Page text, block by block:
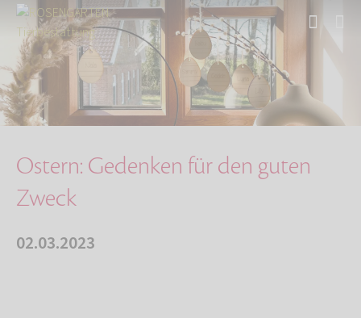
Start Über uns
Aktuelles
Ostern: Gedenken für den guten Zweck
Ostern: Gedenken für den guten
Zweck
02.03.2023